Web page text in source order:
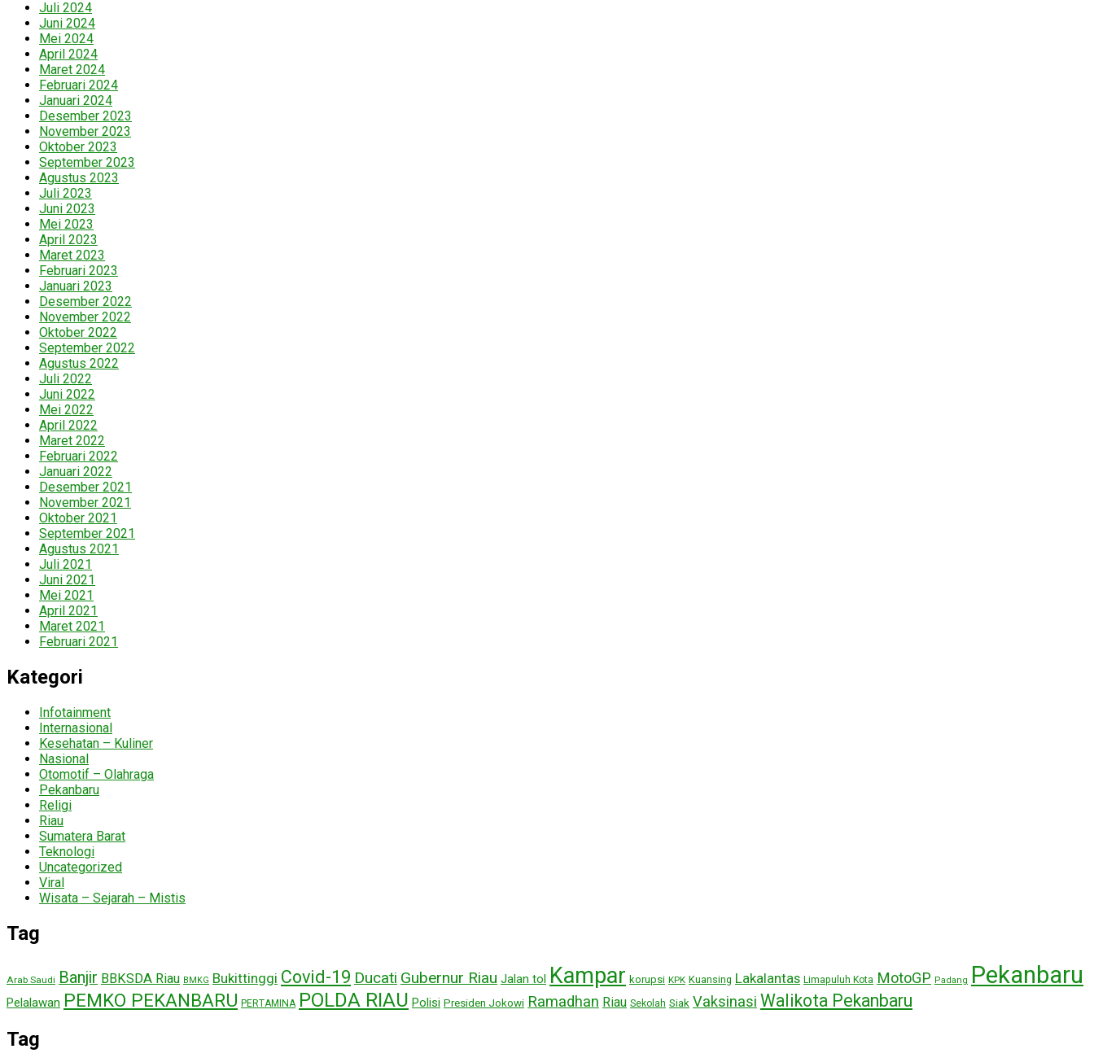
Juli 2024
Juni 2024
Mei 2024
April 2024
Maret 2024
Februari 2024
Januari 2024
Desember 2023
November 2023
Oktober 2023
September 2023
Agustus 2023
Juli 2023
Juni 2023
Mei 2023
April 2023
Maret 2023
Februari 2023
Januari 2023
Desember 2022
November 2022
Oktober 2022
September 2022
Agustus 2022
Juli 2022
Juni 2022
Mei 2022
April 2022
Maret 2022
Februari 2022
Januari 2022
Desember 2021
November 2021
Oktober 2021
September 2021
Agustus 2021
Juli 2021
Juni 2021
Mei 2021
April 2021
Maret 2021
Februari 2021
Kategori
Infotainment
Internasional
Kesehatan – Kuliner
Nasional
Otomotif – Olahraga
Pekanbaru
Religi
Riau
Sumatera Barat
Teknologi
Uncategorized
Viral
Wisata – Sejarah – Mistis
Tag
Arab Saudi Banjir BBKSDA Riau BMKG Bukittinggi Covid-19 Ducati Gubernur Riau Jalan tol Kampar korupsi KPK Kuansing Lakalantas Limapuluh Kota MotoGP Padang Pekanbaru
Pelalawan PEMKO PEKANBARU PERTAMINA POLDA RIAU Polisi Presiden Jokowi Ramadhan Riau Sekolah Siak Vaksinasi Walikota Pekanbaru
Tag